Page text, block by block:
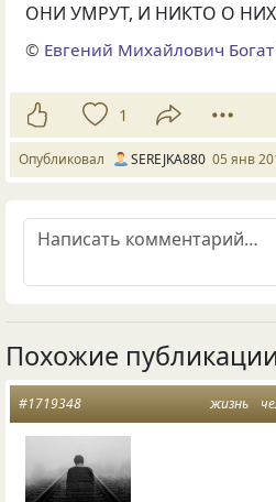
ОНИ УМРУТ, И НИКТО О
© Евгений Михайлович Богат
1
Опубликовал SEREJKA880 05 янв
Похожие публикации
жизнь
#1719348